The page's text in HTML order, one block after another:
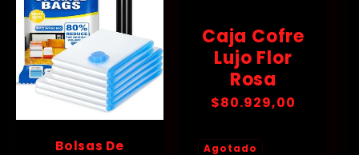
c
c
i
ó
n
Bolsas De
Caja Cofre
Lujo Flor
Rosa
Precio
$80.929,00
Agotado